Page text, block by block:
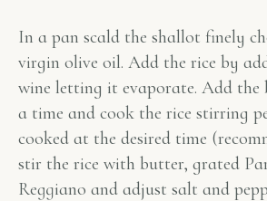
In a pan scald the shallot finely
virgin olive oil. Add the rice by
wine letting it evaporate. Add
a time and cook the rice stirring
cooked at the desired time
stir the rice with butter, grated
Reggiano and adjust salt and